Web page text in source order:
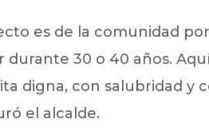
es de la comunidad
durante 30 o 40 años.
digna, con salubridad y
el alcalde.